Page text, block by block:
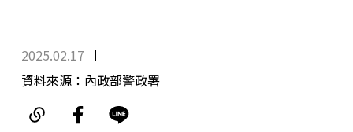
2025.02.17
資料來源：內政部警政署